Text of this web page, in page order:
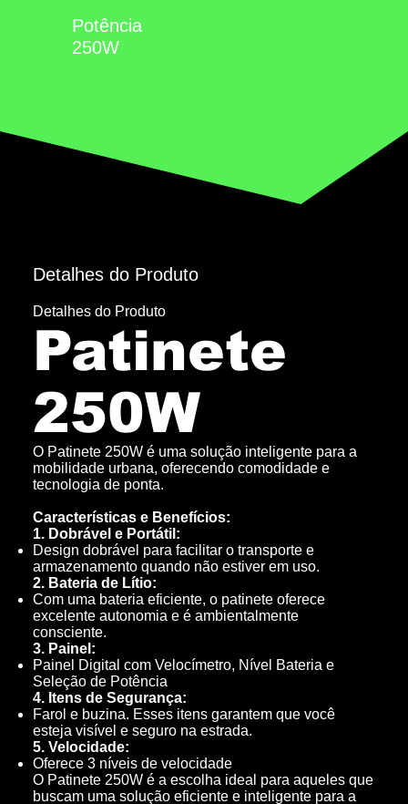
Potência
250W
Detalhes do Produto
Detalhes do Produto
Patinete
250W
O Patinete 250W é uma solução inteligente para a
mobilidade urbana, oferecendo comodidade e
tecnologia de ponta.
Características e Benefícios:
1. Dobrável e Portátil:
Design dobrável para facilitar o transporte e
armazenamento quando não estiver em uso.
2. Bateria de Lítio:
Com uma bateria eficiente, o patinete oferece
excelente autonomia e é ambientalmente
consciente.
3. Painel:
Painel Digital com Velocímetro, Nível Bateria e
Seleção de Potência
4. Itens de Segurança:
Farol e buzina. Esses itens garantem que você
esteja visível e seguro na estrada.
5. Velocidade:
Oferece 3 níveis de velocidade
O Patinete 250W é a escolha ideal para aqueles que
buscam uma solução eficiente e inteligente para a